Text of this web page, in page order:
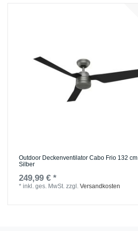
Outdoor Deckenventilator Cabo Frio 132 cm
Silber
249,99 € *
*inkl. ges. MwSt. zzgl.Versandkosten